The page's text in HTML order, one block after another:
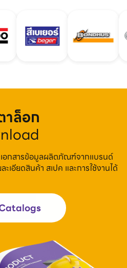
าล็อก
อกสารข้อมูลผลิตภัณฑ์จากแบรนด์
เอียดสินค้า สเปค และการใช้งานได้